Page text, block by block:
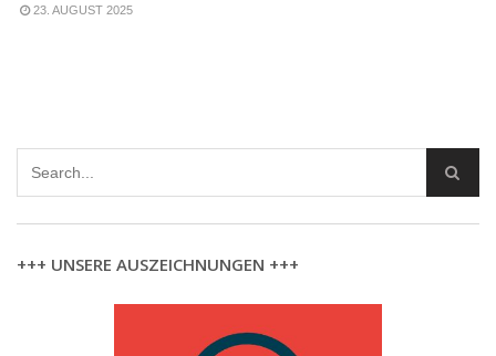
23. AUGUST 2025
+++ UNSERE AUSZEICHNUNGEN +++